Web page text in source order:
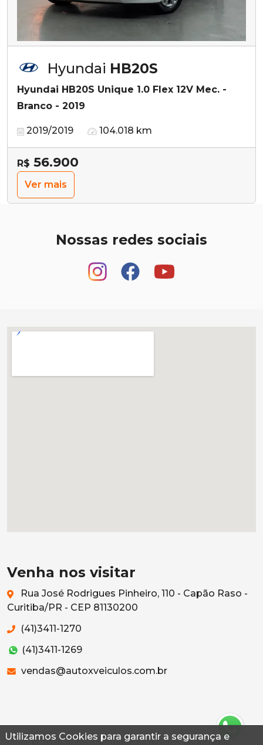
Utilizamos Cookies para garantir a segurança e
Hyundai HB20S
Hyundai HB20S Unique 1.0 Flex 12V Mec. -
Branco - 2019
2019/2019 104.018 km
R$ 56.900
Ver mais
Nossas redes sociais
Venha nos visitar
Rua José Rodrigues Pinheiro, 110 - Capão Raso -
Curitiba/PR - CEP 81130200
(41)3411-1270
(41)3411-1269
vendas@autoxveiculos.com.br
© 2026 Autoconf. Todos os direitos reservados.